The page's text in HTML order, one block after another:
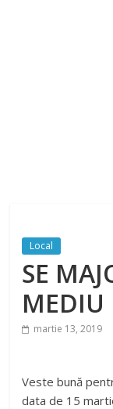
Local
SE
MEDIU
martie 13, 2019
Veste bună
data de 15